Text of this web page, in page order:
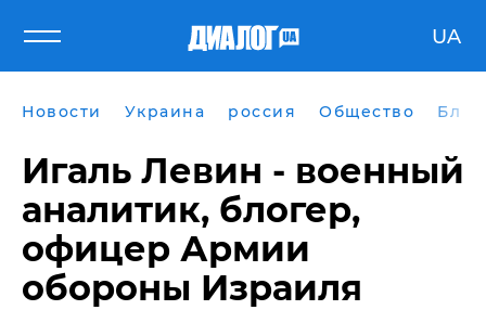
UA
Новости Украина россия Общество
Игаль Левин - военный
аналитик, блогер,
офицер Армии
обороны Израиля